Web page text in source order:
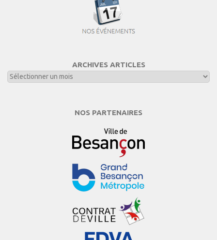
ARCHIVES ARTICLES
NOS PARTENAIRES